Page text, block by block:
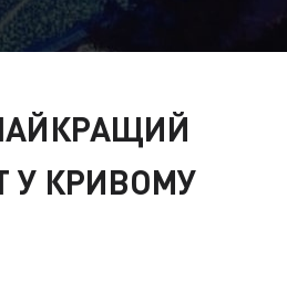
У КРИВОМУ